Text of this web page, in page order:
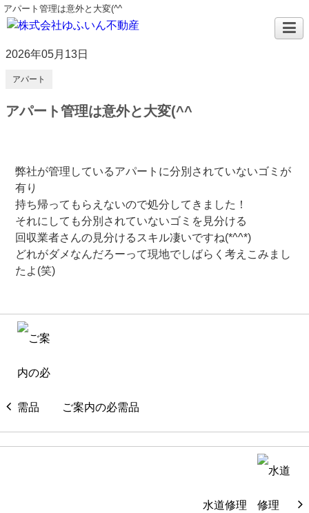
アパート管理は意外と大変(^^ゞ
2026年05月13日
アパート
アパート管理は意外と大変(^^ゞ
弊社が管理しているアパートに分別されていないゴミが
有り
持ち帰ってもらえないので処分してきました！
それにしても分別されていないゴミを見分ける
回収業者さんの見分けるスキル凄いですね(*^^*)
どれがダメなんだろーって現地でしばらく考えこみまし
たよ(笑)
ご案内の必需品
水道修理